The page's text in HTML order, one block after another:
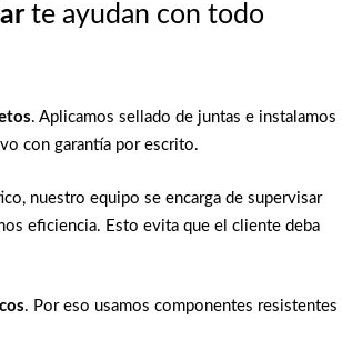
te ayudan con todo
. Aplicamos sellado de juntas e instalamos
con garantía por escrito.
nuestro equipo se encarga de supervisar
eficiencia. Esto evita que el cliente deba
. Por eso usamos componentes resistentes